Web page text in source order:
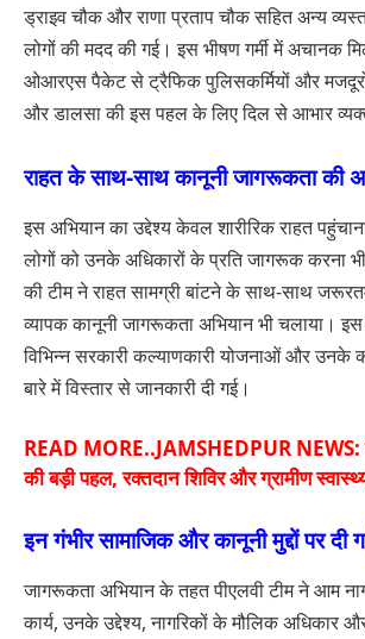
ड्राइव चौक और राणा प्रताप चौक सहित अन्य
लोगों की मदद की गई। इस भीषण गर्मी में अचानक
ओआरएस पैकेट से ट्रैफिक पुलिसकर्मियों और
और डालसा की इस पहल के लिए दिल से आभार
राहत के साथ-साथ कानूनी जागरूकता की
इस अभियान का उद्देश्य केवल शारीरिक राहत
लोगों को उनके अधिकारों के प्रति जागरूक करना
की टीम ने राहत सामग्री बांटने के साथ-साथ
व्यापक कानूनी जागरूकता अभियान भी चलाया। इस
विभिन्न सरकारी कल्याणकारी योजनाओं और उनके
बारे में विस्तार से जानकारी दी गई।
READ MORE..JAMSHEDPUR NEWS:
की बड़ी पहल, रक्तदान शिविर और ग्रामीण
इन गंभीर सामाजिक और कानूनी मुद्दों पर दी
जागरूकता अभियान के तहत पीएलवी टीम ने आम
कार्य, उनके उद्देश्य, नागरिकों के मौलिक अधिकार